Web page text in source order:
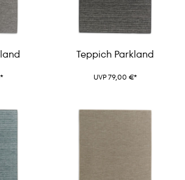
Teppich Parkland
UVP 79,00 €*